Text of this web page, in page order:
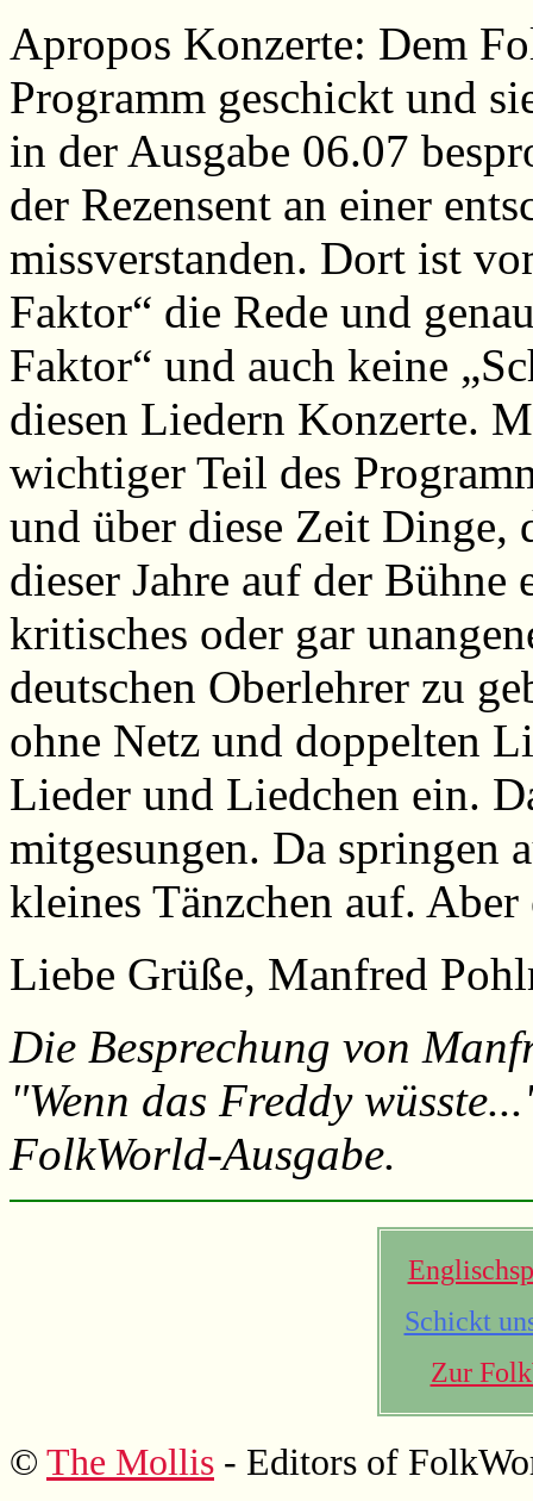
Apropos Konzerte: Dem
Programm geschickt und
in der Ausgabe 06.07
der Rezensent an einer
missverstanden. Dort ist
Faktor“ die Rede und
Faktor“ und auch keine
diesen Liedern Konzerte.
wichtiger Teil des
und über diese Zeit Dinge,
dieser Jahre auf der Bühne
kritisches oder gar
deutschen Oberlehrer zu
ohne Netz und doppelten
Lieder und Liedchen ein.
mitgesungen. Da springen
kleines Tänzchen auf.
Liebe Grüße, Manfred
Die Besprechung von
"Wenn das Freddy
FolkWorld-Ausgabe.
Schickt
Zur
© The Mollis - Editors of